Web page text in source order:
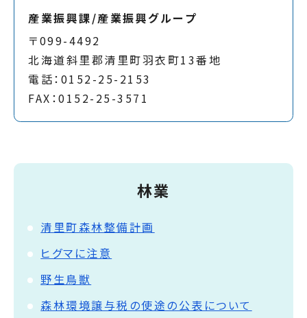
産業振興課/産業振興グループ
〒099-4492
北海道斜里郡清里町羽衣町13番地
電話：0152-25-2153
FAX：0152-25-3571
林業
清里町森林整備計画
ヒグマに注意
野生鳥獣
森林環境譲与税の使途の公表について